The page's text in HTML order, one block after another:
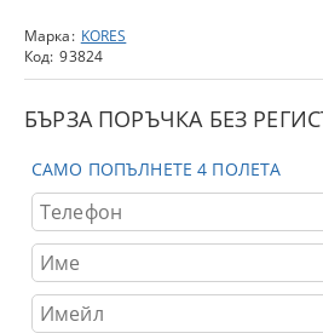
Марка: KORES
Код: 93824
БЪРЗА ПОРЪЧКА БЕЗ
САМО ПОПЪЛНЕТЕ 4 ПОЛЕТА